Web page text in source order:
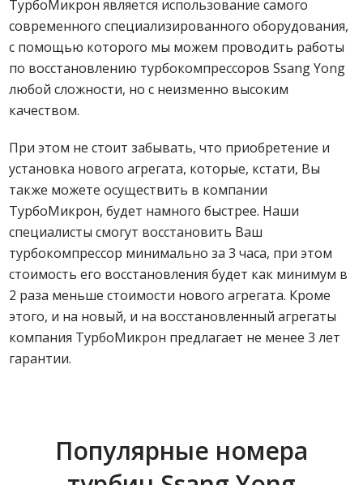
ТурбоМикрон является использование самого
современного специализированного оборудования,
с помощью которого мы можем проводить работы
по восстановлению турбокомпрессоров Ssang Yong
любой сложности, но с неизменно высоким
качеством.
При этом не стоит забывать, что приобретение и
установка нового агрегата, которые, кстати, Вы
также можете осуществить в компании
ТурбоМикрон, будет намного быстрее. Наши
специалисты смогут восстановить Ваш
турбокомпрессор минимально за 3 часа, при этом
стоимость его восстановления будет как минимум в
2 раза меньше стоимости нового агрегата. Кроме
этого, и на новый, и на восстановленный агрегаты
компания ТурбоМикрон предлагает не менее 3 лет
гарантии.
Популярные номера